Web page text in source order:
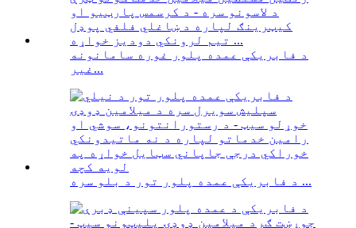
د فابریکې عمده پلور غوره سامانونه
غیر...
د فابریکې عمده پلور تور د بلو سره ...